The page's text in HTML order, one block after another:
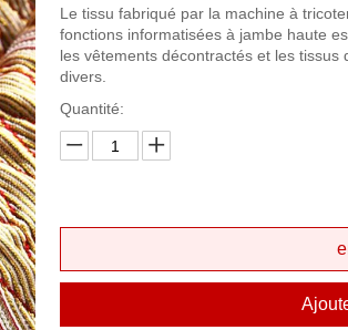
Le tissu fabriqué par la machine à
fonctions informatisées à jambe haute
les vêtements décontractés et les
divers.
Quantité: